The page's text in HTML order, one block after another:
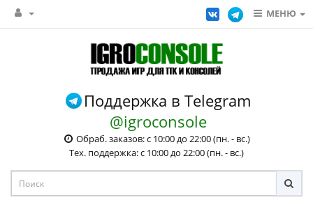
МЕНЮ
Поддержка в Telegram
@igroconsole
Обраб. заказов: с 10:00 до 22:00 (пн. - вс.)
Тех. поддержка: с 10:00 до 22:00 (пн. - вс.)